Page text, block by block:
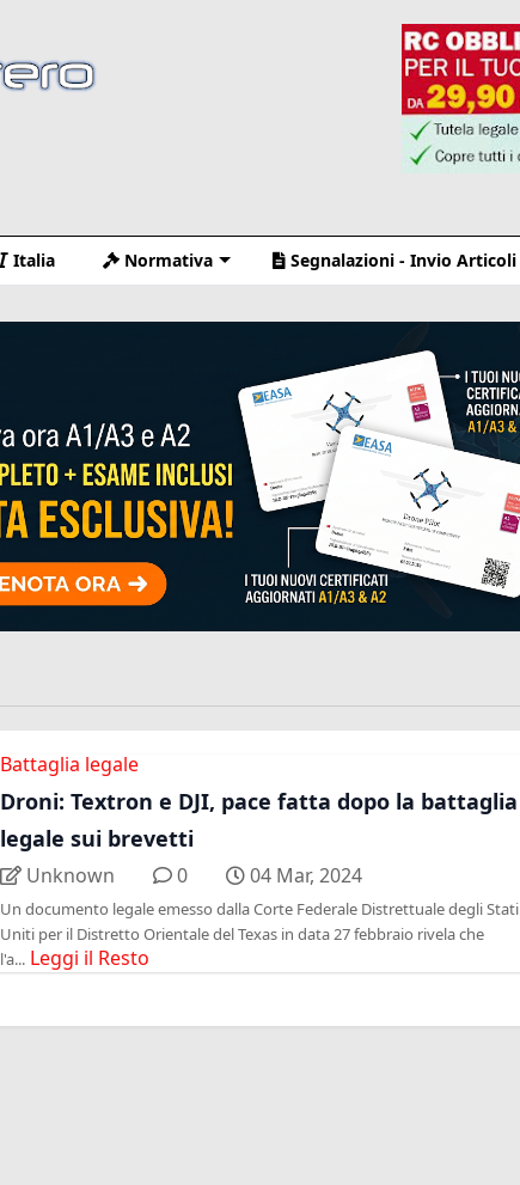
Italia Normativa Segnalazioni - Invio Articoli
Battaglia legale
Droni: Textron e DJI, pace fatta dopo la battaglia
legale sui brevetti
Unknown 0 04 Mar, 2024
Un documento legale emesso dalla Corte Federale Distrettuale degli Stati
Uniti per il Distretto Orientale del Texas in data 27 febbraio rivela che
l'a... Leggi il Resto